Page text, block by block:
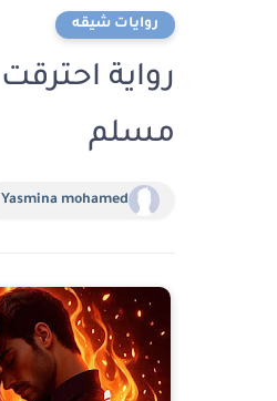
روايات شيقه
مسلم
Yasmina mohamed